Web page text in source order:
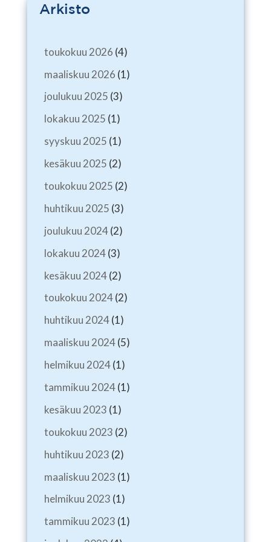
Arkisto
toukokuu 2026 (4)
maaliskuu 2026 (1)
joulukuu 2025 (3)
lokakuu 2025 (1)
syyskuu 2025 (1)
kesäkuu 2025 (2)
toukokuu 2025 (2)
huhtikuu 2025 (3)
joulukuu 2024(2)
lokakuu 2024(3)
kesäkuu 2024(2)
toukokuu 2024(2)
huhtikuu 2024(1)
maaliskuu 2024(5)
helmikuu 2024(1)
tammikuu 2024(1)
kesäkuu 2023 (1)
toukokuu 2023 (2)
huhtikuu 2023 (2)
maaliskuu 2023 (1)
helmikuu 2023 (1)
tammikuu 2023 (1)